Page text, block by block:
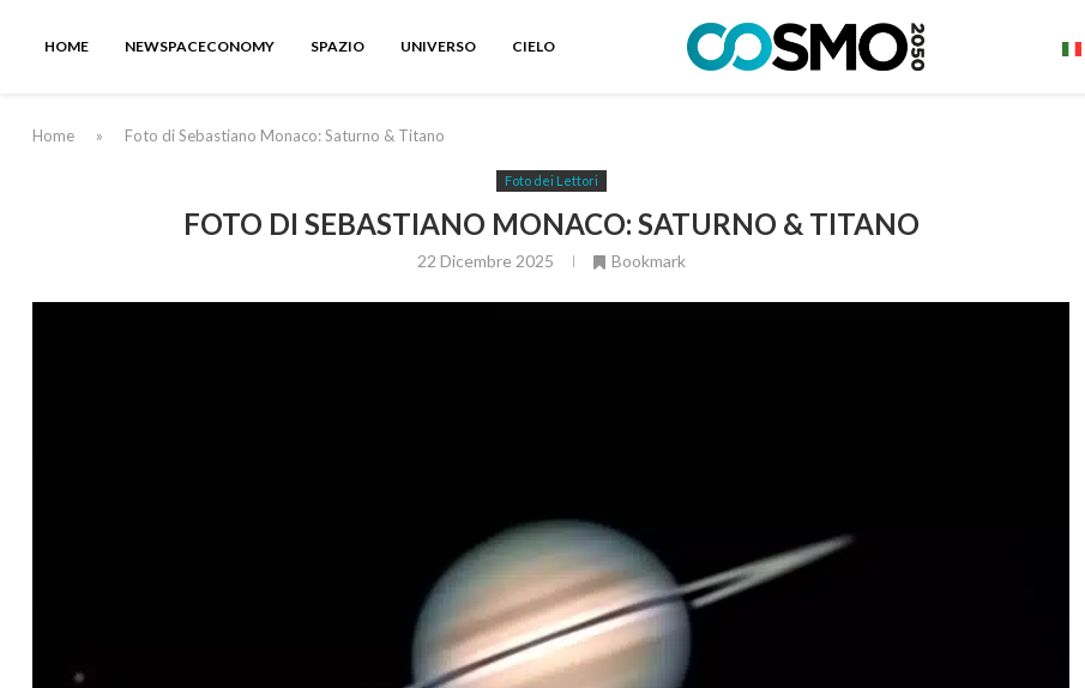
HOME NEWSPACECONOMY SPAZIO UNIVERSO CIELO
Home » Foto di Sebastiano Monaco: Saturno & Titano
Foto dei Lettori
FOTO DI SEBASTIANO MONACO: SATURNO & TITANO
22 Dicembre 2025 Bookmark